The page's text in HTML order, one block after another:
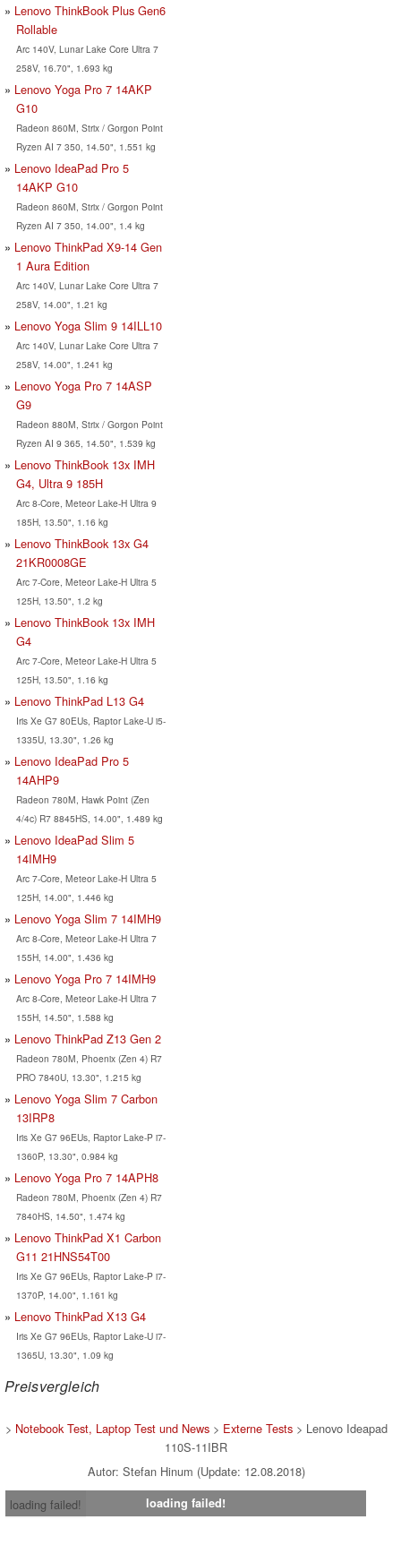
Lenovo ThinkBook Plus Gen6
Rollable
Arc 140V, Lunar Lake Core Ultra 7
258V, 16.70", 1.693 kg
Lenovo Yoga Pro 7 14AKP
G10
Radeon 860M, Strix / Gorgon Point
Ryzen AI 7 350, 14.50", 1.551 kg
Lenovo IdeaPad Pro 5
14AKP G10
Radeon 860M, Strix / Gorgon Point
Ryzen AI 7 350, 14.00", 1.4 kg
Lenovo ThinkPad X9-14 Gen
1 Aura Edition
Arc 140V, Lunar Lake Core Ultra 7
258V, 14.00", 1.21 kg
Lenovo Yoga Slim 9 14ILL10
Arc 140V, Lunar Lake Core Ultra 7
258V, 14.00", 1.241 kg
Lenovo Yoga Pro 7 14ASP
G9
Radeon 880M, Strix / Gorgon Point
Ryzen AI 9 365, 14.50", 1.539 kg
Lenovo ThinkBook 13x IMH
G4, Ultra 9 185H
Arc 8-Core, Meteor Lake-H Ultra 9
185H, 13.50", 1.16 kg
Lenovo ThinkBook 13x G4
21KR0008GE
Arc 7-Core, Meteor Lake-H Ultra 5
125H, 13.50", 1.2 kg
Lenovo ThinkBook 13x IMH
G4
Arc 7-Core, Meteor Lake-H Ultra 5
125H, 13.50", 1.16 kg
Lenovo ThinkPad L13 G4
Iris Xe G7 80EUs, Raptor Lake-U i5-
1335U, 13.30", 1.26 kg
Lenovo IdeaPad Pro 5
14AHP9
Radeon 780M, Hawk Point (Zen
4/4c) R7 8845HS, 14.00", 1.489 kg
Lenovo IdeaPad Slim 5
14IMH9
Arc 7-Core, Meteor Lake-H Ultra 5
125H, 14.00", 1.446 kg
Lenovo Yoga Slim 7 14IMH9
Arc 8-Core, Meteor Lake-H Ultra 7
155H, 14.00", 1.436 kg
Lenovo Yoga Pro 7 14IMH9
Arc 8-Core, Meteor Lake-H Ultra 7
155H, 14.50", 1.588 kg
Lenovo ThinkPad Z13 Gen 2
Radeon 780M, Phoenix (Zen 4) R7
PRO 7840U, 13.30", 1.215 kg
Lenovo Yoga Slim 7 Carbon
13IRP8
Iris Xe G7 96EUs, Raptor Lake-P i7-
1360P, 13.30", 0.984 kg
Lenovo Yoga Pro 7 14APH8
Radeon 780M, Phoenix (Zen 4) R7
7840HS, 14.50", 1.474 kg
Lenovo ThinkPad X1 Carbon
G11 21HNS54T00
Iris Xe G7 96EUs, Raptor Lake-P i7-
1370P, 14.00", 1.161 kg
Lenovo ThinkPad X13 G4
Iris Xe G7 96EUs, Raptor Lake-U i7-
1365U, 13.30", 1.09 kg
Preisvergleich
> Notebook Test, Laptop Test und News> Externe Tests> Lenovo Ideapad
110S-11IBR
Autor: Stefan Hinum (Update: 12.08.2018)
loading failed!
loading failed!